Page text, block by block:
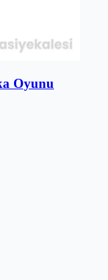
Oyunu